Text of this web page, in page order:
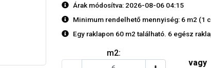
Árak módosítva: 2026-08-06 04:15
Minimum rendelhető mennyiség: 6 m2 (1
Egy raklapon 60 m2 található. 6 egész
m2:
vagy